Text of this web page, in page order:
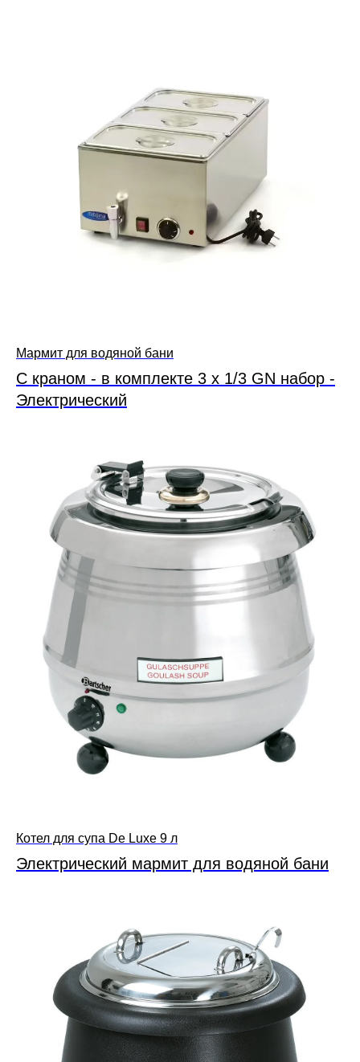
Мармит для водяной бани
С краном - в комплекте 3 x 1/3 GN набор -
Электрический
Котел для супа De Luxe 9 л
Электрический мармит для водяной бани